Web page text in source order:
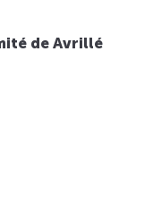
de Avrillé